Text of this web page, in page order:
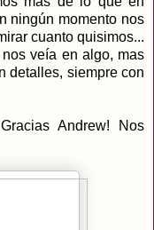
ningún momento nos
cuanto quisimos...
veía en algo, mas
detalles, siempre con
Andrew! Nos